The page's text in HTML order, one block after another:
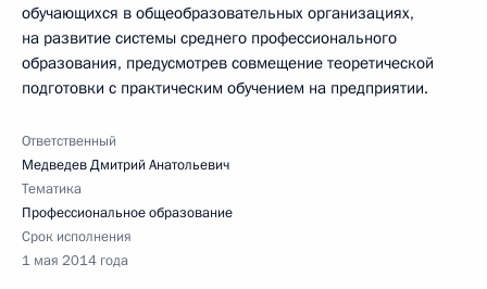
обучающихся в общеобразовательных организациях,
на развитие системы среднего профессионального
образования, предусмотрев совмещение теоретической
подготовки с практическим обучением на предприятии.
Ответственный
Медведев Дмитрий Анатольевич
Тематика
Профессиональное образование
Срок исполнения
1 мая 2014 года